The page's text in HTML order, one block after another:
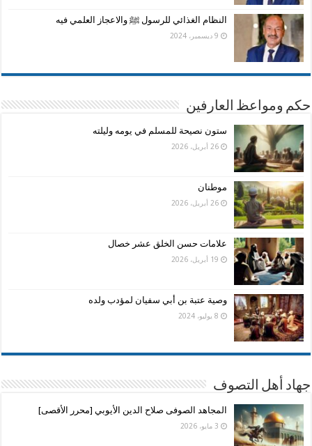
النظام الغذائي للرسول ﷺ والاعجاز العلمي فيه
9 ديسمبر، 2024
حكم ومواعظ العارفين
ستون نصيحة للمسلم في يومه وليلته
26 أبريل، 2026
موطنان
26 أبريل، 2026
علامات حسن الخلق عشر خصال
19 أبريل، 2026
وصية عتبة بن أبي سفيان لمؤدب ولده
8 يوليو، 2024
جهاد أهل التصوف
المجاهد الصوفى صلاح الدين الأيوبي [محرر الأقصى]
3 مايو، 2026